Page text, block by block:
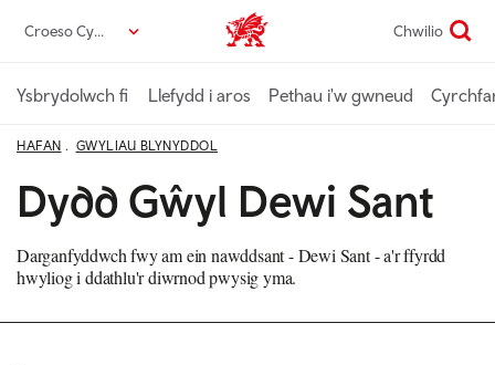
gynnwys
Croeso Cymru Croeso Cymru home Chwilio
Ysbrydolwch fi Llefydd i aros Pethau i'w gwneud
HAFAN GWYLIAU BLYNYDDOL
Dydd Gŵyl Dewi Sant
Darganfyddwch fwy am ein nawddsant - Dewi Sant - a'r ffyrdd
hwyliog i ddathlu'r diwrnod pwysig yma.